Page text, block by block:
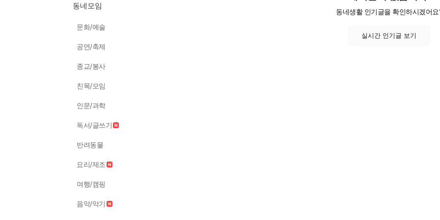
동네모임
문화/예술
공연/축제
종교/봉사
친목/모임
인문/과학
독서/글쓰기
반려동물
요리/제조
여행/캠핑
음악/악기
동네생활 인기글을 확인하시겠어요
실시간 인기글 보기